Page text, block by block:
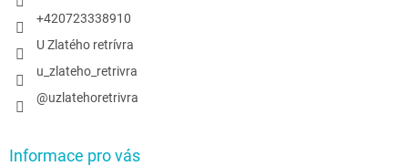
+420723338910
U Zlatého retrívra
u_zlateho_retrivra
@uzlatehoretrivra
Informace pro vás